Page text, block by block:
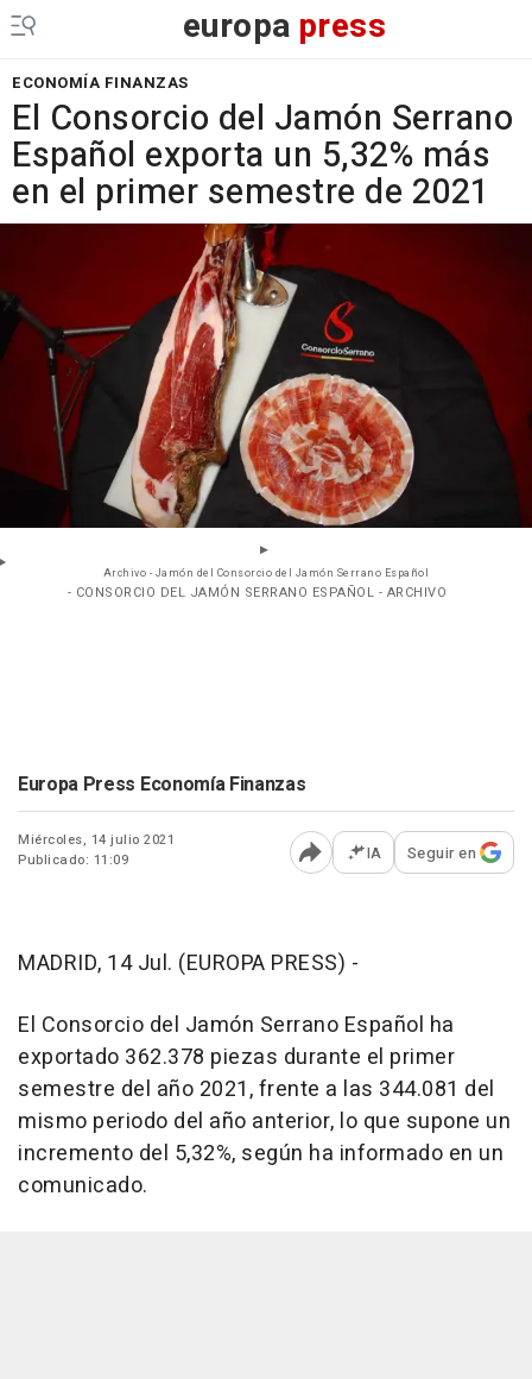
europa press
ECONOMÍA FINANZAS
El Consorcio del Jamón Serrano
Español exporta un 5,32% más
en el primer semestre de 2021
Archivo - Jamón del Consorcio del Jamón Serrano Español
- CONSORCIO DEL JAMÓN SERRANO ESPAÑOL - ARCHIVO
Europa Press Economía Finanzas
Miércoles, 14 julio 2021
Publicado: 11:09
Abrir opciones para
IA Seguir en
MADRID, 14 Jul. (EUROPA PRESS) -
El Consorcio del Jamón Serrano Español ha
exportado 362.378 piezas durante el primer
semestre del año 2021, frente a las 344.081 del
mismo periodo del año anterior, lo que supone un
incremento del 5,32%, según ha informado en un
comunicado.